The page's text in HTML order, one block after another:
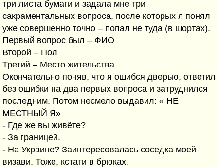
три листа бумаги и задала мне три
сакраментальных вопроса, после которых я понял
уже совершенно точно – попал не туда (в шортах).
Первый вопрос был – ФИО
Второй – Пол
Третий – Место жительства
Окончательно поняв, что я ошибся дверью, ответил
без ошибки на два первых вопроса и затруднился
последним. Потом несмело выдавил: « НЕ
МЕСТНЫЙ Я»
- Где же вы живёте?
- За границей.
- На Украине? Заинтересовалась соседка моей
визави. Тоже, кстати в брюках.